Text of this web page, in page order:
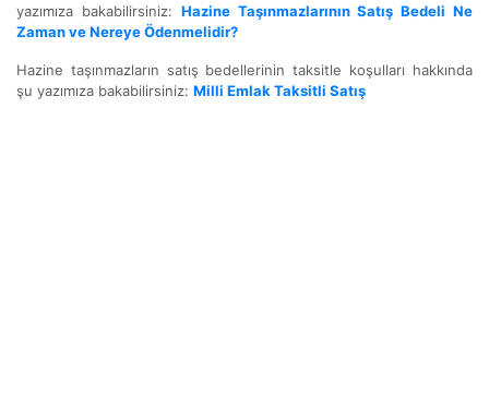
yazımıza bakabilirsiniz: Hazine Taşınmazlarının Satış Bedeli Ne
Zaman ve Nereye Ödenmelidir?
Hazine taşınmazların satış bedellerinin taksitle koşulları hakkında
şu yazımıza bakabilirsiniz: Milli Emlak Taksitli Satış